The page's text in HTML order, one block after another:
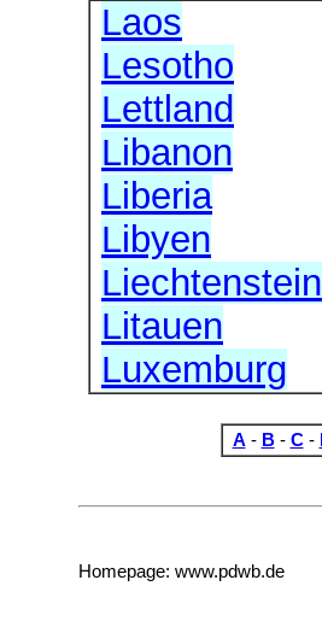
Laos
Lesotho
Lettland
Libanon
Liberia
Libyen
Liechtenstein
Litauen
Luxemburg
A- B- C-
Homepage: www.pdwb.de